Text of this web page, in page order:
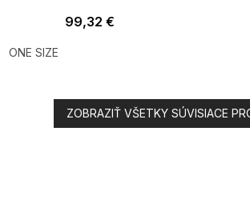
99,32 €
ONE SIZE
ZOBRAZIŤ VŠETKY SÚVISIACE